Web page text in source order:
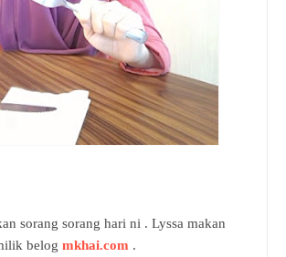
sorang sorang hari ni . Lyssa makan
belog mkhai.com .